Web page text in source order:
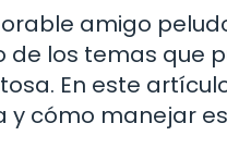
amigo
de los temas que
En este
cómo manejar